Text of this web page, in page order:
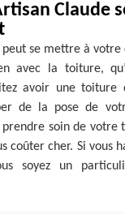
Claude
se mettre à votre
avec la toiture,
avoir une toiture
de la pose de
soin de votre
coûter cher. Si vous
soyez un